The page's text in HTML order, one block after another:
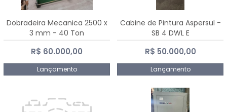
Dobradeira Mecanica 2500 x
3 mm - 40 Ton
R$ 60.000,00
Lançamento
Cabine de Pintura Aspersul -
SB 4 DWL E
R$ 50.000,00
Lançamento